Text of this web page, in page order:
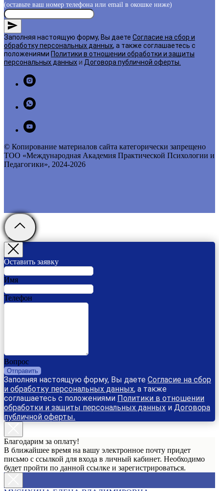
(оставьте ваш номер телефона или email в окошке ниже)
Заполняя настоящую форму, Вы даете Согласие на сбор и
обработку персональных данных, а также соглашаетесь с
положениями Политики в отношении обработки и защиты
персональных данныхи Договора публичной оферты
© Копирование материалов сайта категорически запрещено
ТОО «Международная Академия Практической Психологии и
Педагогики», 2024-2026
Оставить заявку
Имя
Телефон
Вопрос
Отправить
Заполняя настоящую форму, Вы даете Согласие на сбор
и обработку персональных данных, а также
соглашаетесь с положениями Политики в отношении
обработки и защиты персональных данных и Договора
публичной оферты.
Благодарим за оплату!
В ближайшее время на вашу электронное почту придет
письмо с ссылкой для входа в личный кабинет. Необходимо
будет пройти по данной ссылке и зарегистрироваться.